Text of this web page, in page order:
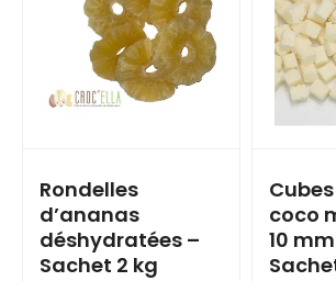
Rondelles
d’ananas
déshydratées –
Sachet 2 kg
coco
10